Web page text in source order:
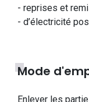
- reprises et
- d’électricité
Mode
Enlever les